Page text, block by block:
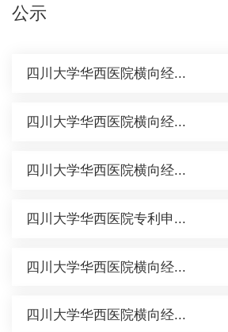
公示
四川大学华西医院横向经...
四川大学华西医院横向经...
四川大学华西医院横向经...
四川大学华西医院专利申...
四川大学华西医院横向经...
四川大学华西医院横向经...